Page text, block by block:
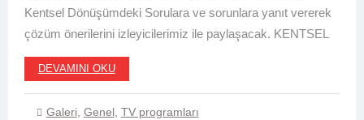
Kentsel Dönüşümdeki Sorulara ve sorunlara yanıt vererek
çözüm önerilerini izleyicilerimiz ile paylaşacak. KENTSEL
DEVAMINI OKU
Galeri, Genel, TV programları